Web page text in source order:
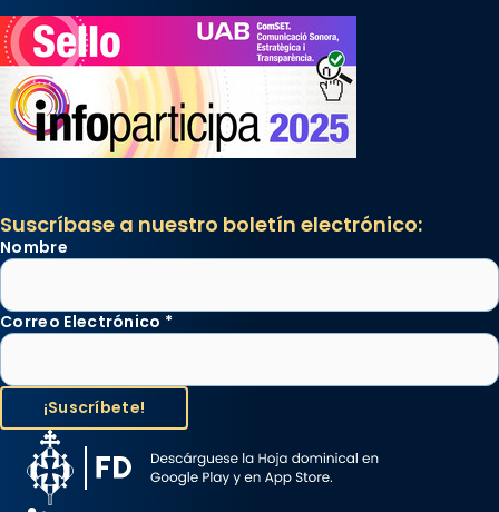
Suscríbase a nuestro boletín electrónico:
Nombre
Correo Electrónico *